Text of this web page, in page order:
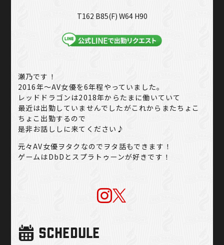
T162 B85(F) W64 H90
瀬乃です！
2016年〜AV女優を6年程やっていました。
レッドドラゴンは2018年からたまに働いていて
最近は出勤していませんでしたがこれからまたちょこ
ちょこ出勤するので
是非お話ししに来てください♪
元々AV女優ヲタクなのでヲタ話もできます！
ゲームはDbDとスプラトゥーンが好きです！
SCHEDULE